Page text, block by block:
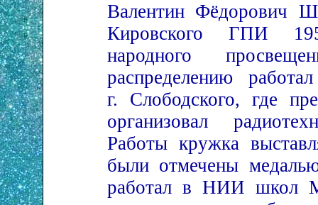
Валентин Фёдорович
Кировского ГПИ
народного
распределению
г. Слободского, где
организовал
Работы кружка
были отмечены
работал в НИИ школ